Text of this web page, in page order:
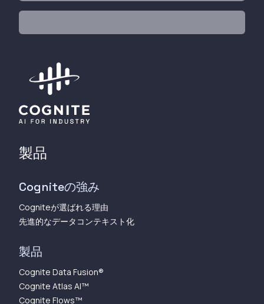
製品
Cogniteの強み
Cogniteが選ばれる理由
先進的なデータコンテキスト化
製品
Cognite Data Fusion®
Cognite Atlas AI™︎
Cognite Flows™︎